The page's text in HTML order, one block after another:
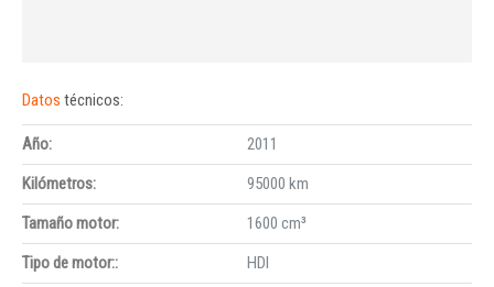
Datos técnicos:
Año:
2011
Kilómetros:
95000 km
Tamaño motor:
1600 cm³
Tipo de motor::
HDI